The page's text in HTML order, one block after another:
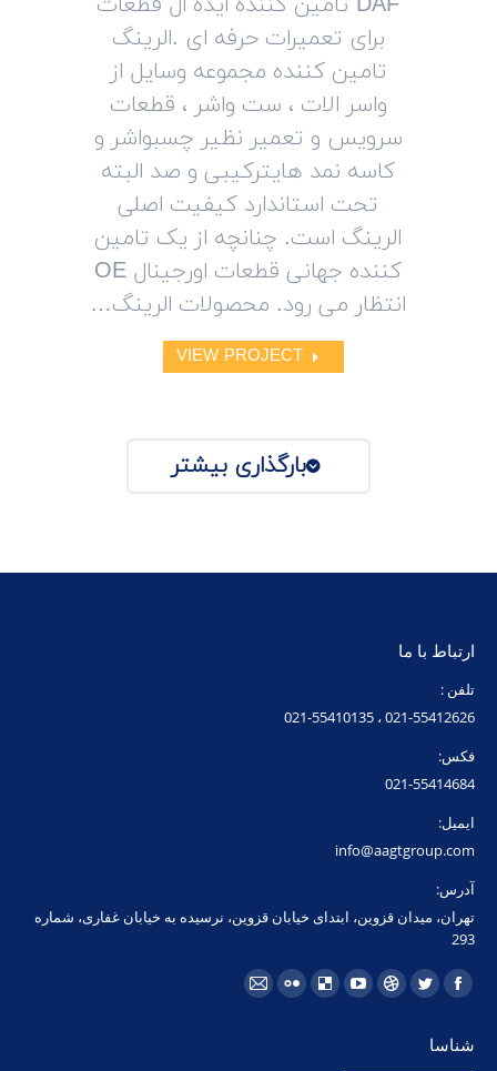
برای تعمیرات حرفه ای .الرینگ
تامین کننده مجموعه وسایل از
واسر الات ، ست واشر ، قطعات
سرویس و تعمیر نظیر چسبواشر و
کاسه نمد هایترکیبی و صد البته
تحت استاندارد کیفیت اصلی
الرینگ است. چنانچه از یک تامین
کننده جهانی قطعات اورجینال OE
انتظار می رود. محصولات الرینگ…
VIEW PROJECT
بارگذاری بیشتر
ارتباط با ما
تلفن :
021-55412626 ، 021-55410135
فکس:
021-55414684
ایمیل:
info@aagtgroup.com
آدرس:
تهران، میدان قزوین، ابتدای خیابان قزوین، نرسیده به خیابان غفاری، شماره
293
مارا در اینجا پیدا کنید:
فیسبوک
opens
توئیترDribbbleیوتیوبDelicious
فلیکرایمیل
شناسا